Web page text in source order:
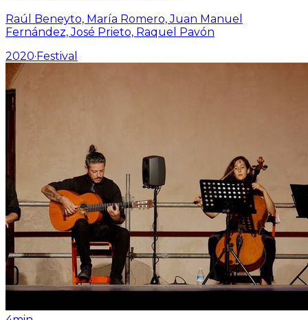
Raúl Beneyto, María Romero, Juan Manuel
Fernández, José Prieto, Raquel Pavón
2020·Festival